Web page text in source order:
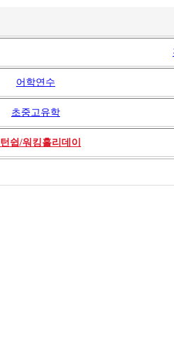
어학연수
초중고유학
쉽/워킹홀리데이